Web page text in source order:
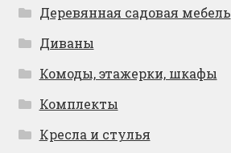
Деревянная садовая мебель
Диваны
Комоды, этажерки, шкафы
Комплекты
Кресла и стулья